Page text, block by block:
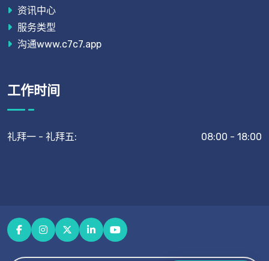
资讯中心
服务类型
沟通www.c7c7.app
工作时间
礼拜一 - 礼拜五: 08:00 - 18:00